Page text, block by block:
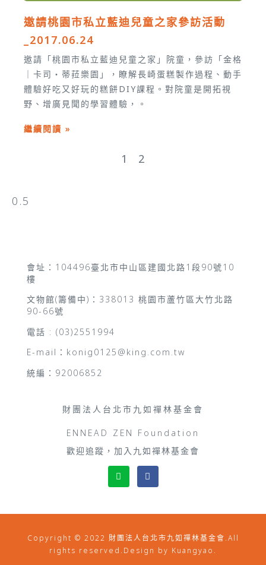
邀請桃園市私立藍迪兒童之家參訪活動
_2017.06.24
邀請「桃園市私立藍迪兒童之家」院童，參訪「金格
｜卡司‧蒂菈樂園」，瞭解長崎蛋糕製作過程、動手
體驗好吃又好玩的糕餅DIY課程。對院童是開拓視
野、增廣見聞的學習體驗，。
繼續閱讀 »
1 2
會址：104496臺北市中山區建國北路1段90號10
樓
文物館(籌備中)：338013 桃園市蘆竹區大竹北路
90-66號
電話 : (03)2551994
E-mail：konig0125@king.com.tw
統編：92006852
財團法人台北市九如禪林基金會
ENNEAD ZEN Foundation
歡迎追蹤，加入九如禪林基金會
Copyright © 2022 財團法人台北市九如禪林基金會.All
rights reserved.Design by Kuangyao.